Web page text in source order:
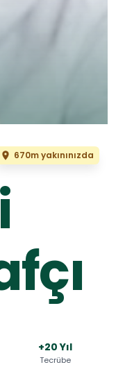
670m yakınınızda
+20 Yıl
Tecrübe